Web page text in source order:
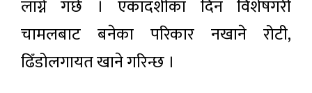
लाग्ने गर्छ । एकादशीका दिन विशेषगरी
चामलबाट बनेका परिकार नखाने रोटी,
ढिँडोलगायत खाने गरिन्छ ।